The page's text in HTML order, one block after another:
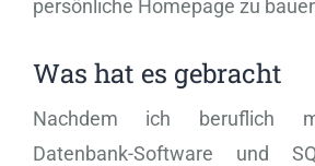
persönliche Homepage zu
Was hat es gebracht
Nachdem ich beruflich
Datenbank-Software und